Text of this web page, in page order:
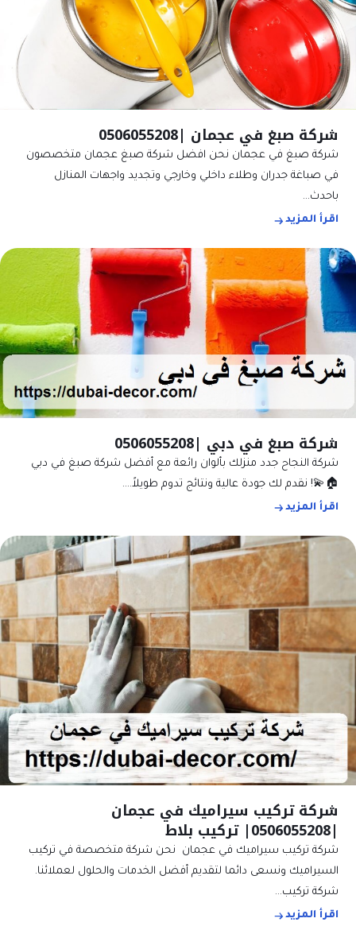
شركة صبغ في عجمان |0506055208
شركة صبغ في عجمان نحن افضل شركة صبغ عجمان متخصصون
في صباغة جدران وطلاء داخلي وخارجي وتجديد واجهات المنازل
باحدث…
اقرأ المزيد
شركة صبغ في دبي |0506055208
شركة النجاح جدد منزلك بألوان رائعة مع أفضل شركة صبغ في دبي
🏠💫! نقدم لك جودة عالية ونتائج تدوم طويلاً.…
اقرأ المزيد
شركة تركيب سيراميك في عجمان
|0506055208| تركيب بلاط
شركة تركيب سيراميك في عجمان نحن شركة متخصصة في تركيب
السيراميك ونسعى دائما لتقديم أفضل الخدمات والحلول لعملائنا.
شركة تركيب…
اقرأ المزيد